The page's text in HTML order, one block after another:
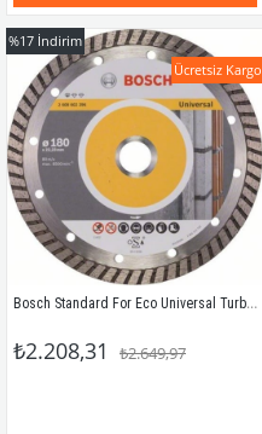
Bosch Standard For Eco Universal Turbo 180 Mm 2608615038
₺2.208,31 ₺2.649,97
%17 İndirim
Ücretsiz Kargo